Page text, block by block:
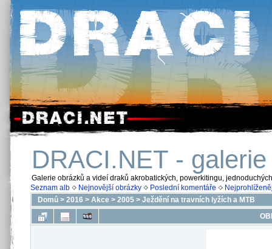
DRACI.NET - galerie
Galerie obrázků a videí draků akrobatických, powerkitingu,
Seznam alb
Nejnovější obrázky Poslední komentáře
Domů > 2016 > Akce > 2005 > Ježdění na travních lyžích a MTB